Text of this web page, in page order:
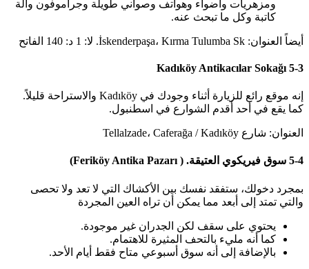
ومزهريات وأضواء وهواتف وصواني طويلة وجراموفون وآلة
كاتبة وكل ما تبحث عنه.
أيضاً العنوان: İskenderpaşa، Kırma Tulumba Sk. لا: 1 د: 140 الفاتح
5-3 Kadıköy Antikacılar Sokağı
إنه موقع رائع للزيارة أثناء وجودك في Kadıköy والاستراحة قليلاً.
كما يقع في أحد أقدم الشوارع في اسطنبول.
العنوان: شارع Tellalzade، Caferağa / Kadıköy
5-4 سوق فيريكوي العتيقة. ( Feriköy Antika Pazarı)
بمجرد دخولك، ستفقد نفسك بين الأكشاك التي لا تعد ولا تحصى
والتي تمتد إلى أبعد مما يمكن أن تراه العين المجردة
يحتوي على سقف لكن الجدران غير موجودة.
كما أنه مليء بالتحف المثيرة للاهتمام.
بالإضافة إلى أنه سوق أسبوعي متاح فقط أيام الأحد.